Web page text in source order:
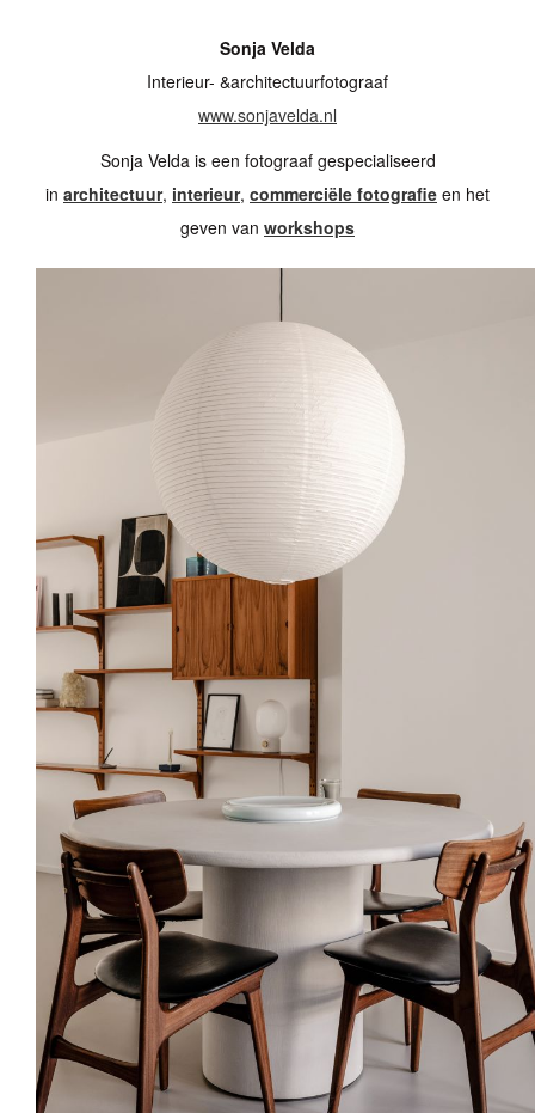
Sonja Velda
Interieur- &architectuurfotograaf
www.sonjavelda.nl
Sonja Velda is een fotograaf gespecialiseerd
in architectuur, interieur, commerciële fotografie en het
geven van workshops